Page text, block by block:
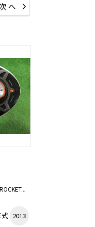
へ
2013